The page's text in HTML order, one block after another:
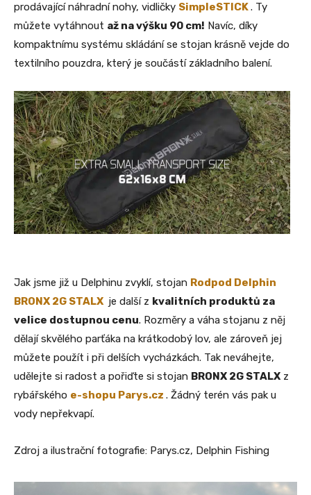
prodávající náhradní nohy, vidličky SimpleSTICK. Ty
můžete vytáhnout až na výšku 90 cm! Navíc, díky
kompaktnímu systému skládání se stojan krásně vejde do
textilního pouzdra, který je součástí základního balení.
Jak jsme již u Delphinu zvyklí, stojan Rodpod Delphin
BRONX 2G STALX je další z kvalitních produktů za
velice dostupnou cenu. Rozměry a váha stojanu z něj
dělají skvělého parťáka na krátkodobý lov, ale zároveň jej
můžete použít i při delších vycházkách. Tak neváhejte,
udělejte si radost a pořiďte si stojan BRONX 2G STALX z
rybářského e-shopu Parys.cz . Žádný terén vás pak u
vody nepřekvapí.
Zdroj a ilustrační fotografie: Parys.cz, Delphin Fishing